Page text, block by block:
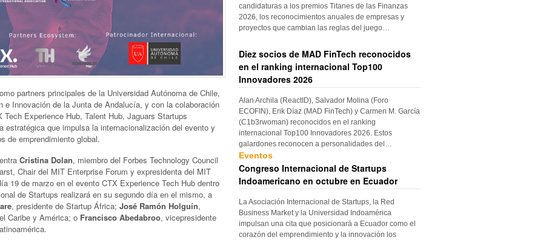
partners principales de la Universidad Autónoma de Chile,
e Innovación de la Junta de Andalucía, y con la colaboración
Experience Hub, Talent Hub, Jaguars Startups
que impulsa la internacionalización del evento y
de emprendimiento global.
Cristina Dolan, miembro del Forbes Technology Council
Chair del MIT Enterprise Forum y expresidenta del MIT
19 de marzo en el evento CTX Experience Tech Hub dentro
de Startups realizará en su segundo día en el mismo, a
, presidente de Startup África; José Ramón Holguín,
Caribe y América; o Francisco Abedabroo, vicepresidente
candidaturas a los premios Titanes de las Finanzas
2026, los reconocimientos anuales de empresas y
proyectos que cambian las reglas del juego…
Diez socios de MAD FinTech reconocidos
en el ranking internacional Top100
Innovadores 2026
Alan Archila (ReactID), Salvador Molina (Foro
ECOFIN), Erik Díaz (MAD FinTech) y Carmen M. García
(C1b3rwoman) reconocidos en el ranking
internacional Top100 Innovadores 2026. Estos
galardones reconocen a personalidades del…
Eventos
Congreso Internacional de Startups
Indoamericano en octubre en Ecuador
La Asociación Internacional de Startups, la Red
Business Market y la Universidad Indoamérica
impulsan una cita que posicionará a Ecuador como el
corazón del emprendimiento y la innovación los